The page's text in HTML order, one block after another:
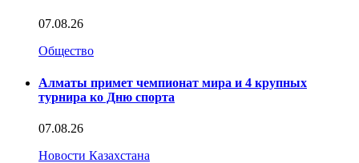
07.08.26
Общество
Алматы примет чемпионат мира и 4 крупных
турнира ко Дню спорта
07.08.26
Новости Казахстана